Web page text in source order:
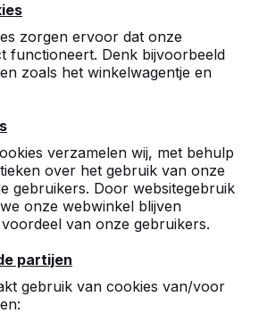
zorgen ervoor dat onze
functioneert. Denk bijvoorbeeld
zoals het winkelwagentje en
verzamelen wij, met behulp
over het gebruik van onze
gebruikers. Door websitegebruik
onze webwinkel blijven
van onze gebruikers.
partijen
gebruik van cookies van/voor
Blauw